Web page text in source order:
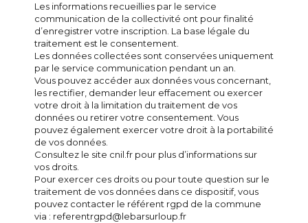
Les informations recueillies par le service
communication de la collectivité ont pour finalité
d’enregistrer votre inscription. La base légale du
traitement est le consentement.
Les données collectées sont conservées uniquement
par le service communication pendant un an.
Vous pouvez accéder aux données vous concernant,
les rectifier, demander leur effacement ou exercer
votre droit à la limitation du traitement de vos
données ou retirer votre consentement. Vous
pouvez également exercer votre droit à la portabilité
de vos données.
Consultez le site cnil.fr pour plus d’informations sur
vos droits.
Pour exercer ces droits ou pour toute question sur le
traitement de vos données dans ce dispositif, vous
pouvez contacter le référent rgpd de la commune
via : referentrgpd@lebarsurloup.fr